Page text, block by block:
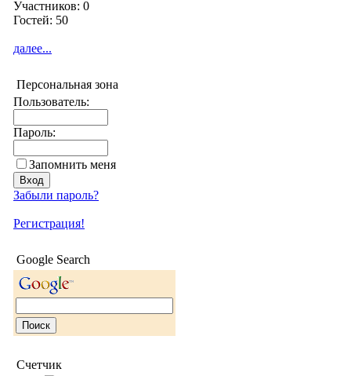
Участников: 0
Гостей: 50
далее...
Персональная зона
Пользователь:
Пароль:
Запомнить меня
Забыли пароль?
Регистрация!
Google Search
Счетчик